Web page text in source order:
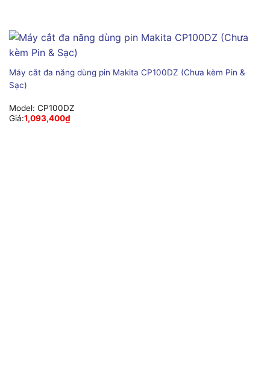
Máy cắt đa năng dùng pin Makita CP100DZ (Chưa kèm Pin &
Sạc)
Model: CP100DZ
Giá:1,093,400₫